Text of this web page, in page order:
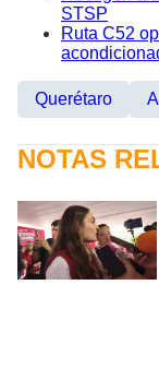
STSP
Ruta C52
Querétaro
NOTAS